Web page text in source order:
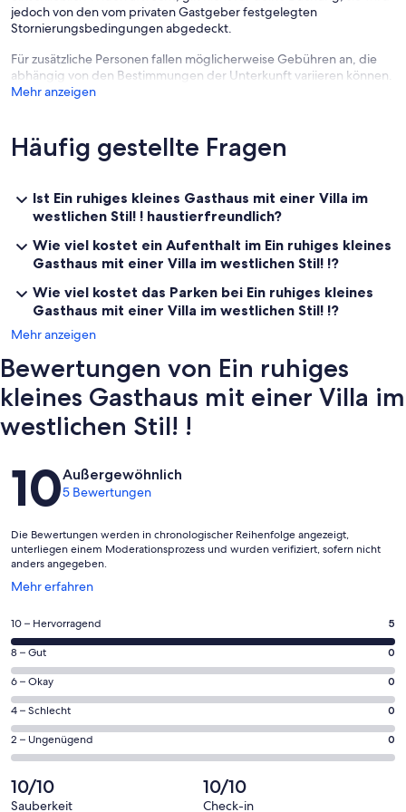
Reiseleiter für Tourismus / Fotografie
★ Kursinhalt (Kreuzfahrtkurs eine Runde Biei)
Blauer Teich, weißer beand Wasserfall Ken u. Mary Tree, Baum mit
sieben Sternen
(November-April)
Eintägiger Kurs ~ 40000yen (AM9: 30 ~ PM3: 00)
(Mai bis Oktober)
Halbtageskurs ~ 30000yen (AM9: 30 ~ PM12: 30)
1-tägiger Kurs ~ 50000yen (AM9: 30 ~ PM4: 00)
Gästehaus Itoh
Sonstige besondere Hinweise
Nach einem 5-minütigen Spaziergang erreichen Sie eine
jedoch von den vom privaten Gastgeber festgelegten
Stornierungsbedingungen abgedeckt.
Für zusätzliche Personen fallen möglicherweise Gebühren an, die
abhängig von den Bestimmungen der Unterkunft variieren können.
Mehr anzeigen
Häufig gestellte Fragen
Ist Ein ruhiges kleines Gasthaus mit einer Villa im
westlichen Stil! ! haustierfreundlich?
Wie viel kostet ein Aufenthalt im Ein ruhiges kleines
Gasthaus mit einer Villa im westlichen Stil! !?
Wie viel kostet das Parken bei Ein ruhiges kleines
Gasthaus mit einer Villa im westlichen Stil! !?
Mehr anzeigen
Bewertungen von Ein ruhiges
kleines Gasthaus mit einer Villa im
westlichen Stil! !
Bewertungen
10Außergewöhnlich
5 Bewertungen
Die Bewertungen werden in chronologischer Reihenfolge angezeigt,
unterliegen einem Moderationsprozess und wurden verifiziert, sofern nicht
anders angegeben.
Mehr erfahren
Wird
einem
neuen
Fenster
geöffnet
5
von
insgesamt
5
Gästebewertungen
haben
eine
Bewertung
von
10
10 – Hervorragend 5
0
von
insgesamt
5
Gästebewertungen
haben
Bewertung
von
8 – Gut 0
0
von
insgesamt
5
Gästebewertungen
haben
eine
6 – Okay 0
0
von
insgesamt
Gästebewertungen
haben
4 – Schlecht 0
0
von
insgesamt
5
2 – Ungenügend 0
10/10
Sauberkeit
10/10
Check-in